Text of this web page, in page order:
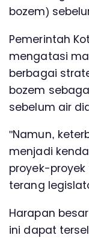
bozem)
Pemerintah
mengatasi
berbagai
bozem
sebelum air
"Namun,
menjadi
proyek-
terang
Harapan
ini dapat